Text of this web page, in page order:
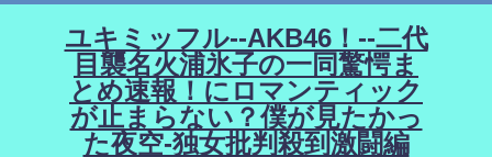
ユキミッフル--AKB46！--二代
目襲名火浦氷子の一同驚愕ま
とめ速報！にロマンティック
が止まらない？僕が見たかっ
た夜空-独女批判殺到激闘編